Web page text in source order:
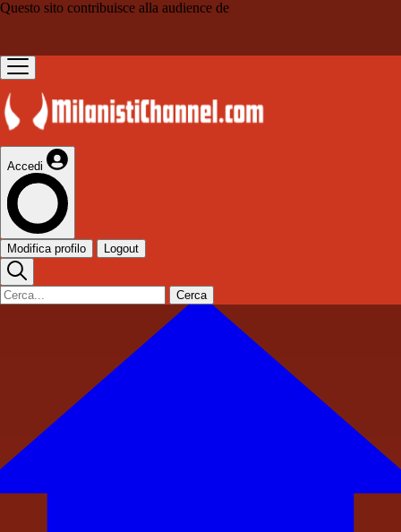
Questo sito contribuisce alla audience de
Accedi
Modifica profilo Logout
Cerca